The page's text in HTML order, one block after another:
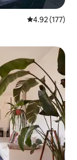
Calificación
4.92 (177)